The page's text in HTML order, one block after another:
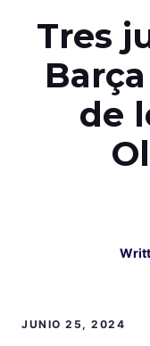
Tres
de
JUNIO 25, 2024